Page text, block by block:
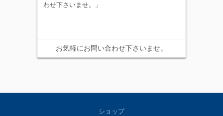
わせ下さいませ。」
お気軽にお問い合わせ下さいませ。
ショップ